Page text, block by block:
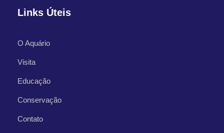
Links Úteis
O Aquário
Visita
Educação
Conservação
Contato